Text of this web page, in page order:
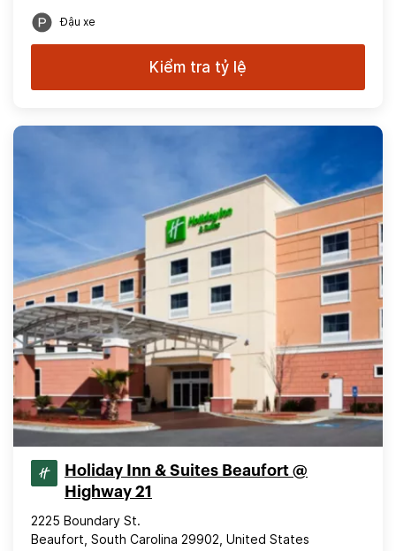
Đậu xe
Kiểm tra tỷ lệ
Holiday Inn & Suites Beaufort @
Highway 21
2225 Boundary St.
Beaufort, South Carolina 29902, United States